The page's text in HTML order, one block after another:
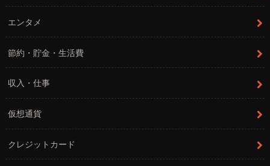
エンタメ
節約・貯金・生活費
収入・仕事
仮想通貨
クレジットカード